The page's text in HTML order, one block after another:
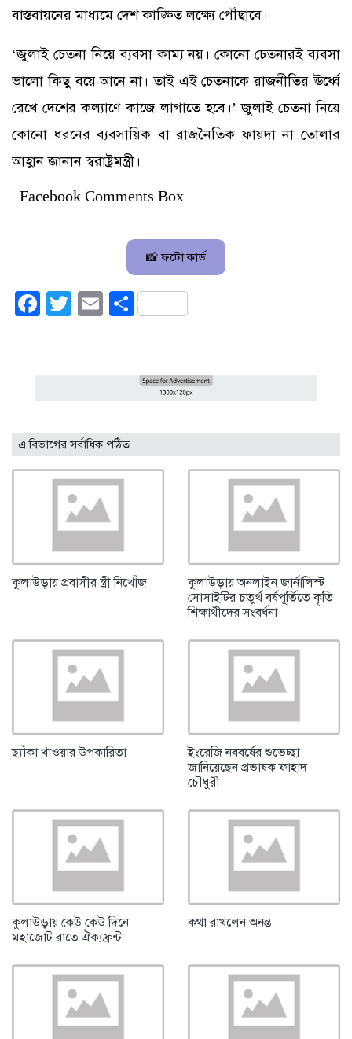
বাস্তবায়নের মাধ্যমে দেশ কাঙ্ক্ষিত লক্ষ্যে পৌঁছাবে।
‘জুলাই চেতনা নিয়ে ব্যবসা কাম্য নয়। কোনো চেতনারই ব্যবসা
ভালো কিছু বয়ে আনে না। তাই এই চেতনাকে রাজনীতির ঊর্ধ্বে
রেখে দেশের কল্যাণে কাজে লাগাতে হবে।’ জুলাই চেতনা নিয়ে
কোনো ধরনের ব্যবসায়িক বা রাজনৈতিক ফায়দা না তোলার
আহ্বান জানান স্বরাষ্ট্রমন্ত্রী।
Facebook Comments Box
📸 ফটো কার্ড
Facebook
Twitter
EmailShare
এ বিভাগের সর্বাধিক পঠিত
কুলাউড়ায় প্রবাসীর স্ত্রী নিখোঁজ
কুলাউড়ায় অনলাইন জার্নালিস্ট
সোসাইটির চতুর্থ বর্ষপূর্তিতে কৃতি
শিক্ষার্থীদের সংবর্ধনা
ছ্যাঁকা খাওয়ার উপকারিতা
ইংরেজি নববর্ষের শুভেচ্ছা
জানিয়েছেন প্রভাষক ফাহাদ
চৌধুরী
কুলাউড়ায় কেউ কেউ দিনে
মহাজোট রাতে ঐক্যফ্রন্ট
কথা রাখলেন অনন্ত